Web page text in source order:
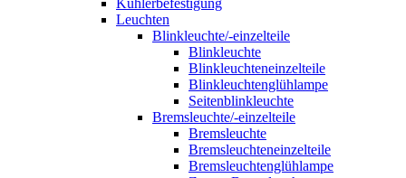
Kühlerbefestigung
Leuchten
Blinkleuchte/-einzelteile
Blinkleuchte
Blinkleuchteneinzelteile
Blinkleuchtenglühlampe
Seitenblinkleuchte
Bremsleuchte/-einzelteile
Bremsleuchte
Bremsleuchteneinzelteile
Bremsleuchtenglühlampe